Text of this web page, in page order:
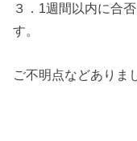
３．1週間以内に合
す。
ご不明点などありま